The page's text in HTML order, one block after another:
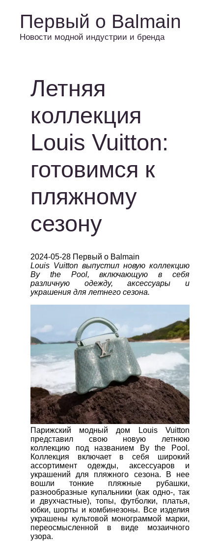
Первый о Balmain
Новости модной индустрии и бренда
Летняя
коллекция
Louis Vuitton:
готовимся к
пляжному
сезону
2024-05-28 Первый о Balmain
Louis Vuitton выпустил новую коллекцию
By the Pool, включающую в себя
различную одежду, аксессуары и
украшения для летнего сезона.
Парижский модный дом Louis Vuitton
представил свою новую летнюю
коллекцию под названием By the Pool.
Коллекция включает в себя широкий
ассортимент одежды, аксессуаров и
украшений для пляжного сезона. В нее
вошли тонкие пляжные рубашки,
разнообразные купальники (как одно-, так
и двухчастные), топы, футболки, платья,
юбки, шорты и комбинезоны. Все изделия
украшены культовой монограммой марки,
переосмысленной в виде мозаичного
узора.